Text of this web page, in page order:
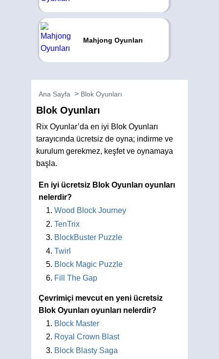
Mahjong Oyunları
Ana Sayfa Blok Oyunları
Blok Oyunları
Rix Oyunlar’da en iyi Blok Oyunları
tarayıcında ücretsiz de oyna; indirme ve
kurulum gerekmez, keşfet ve oynamaya
başla.
En iyi ücretsiz Blok Oyunları oyunları
nelerdir?
Wood Block Journey
TenTrix
BlockBuster Puzzle
Twirl
Block Magic Puzzle
Fill The Gap
Çevrimiçi mevcut en yeni ücretsiz
Blok Oyunları oyunları nelerdir?
Block Master
Royal Crown Blast
Block Blasty Saga